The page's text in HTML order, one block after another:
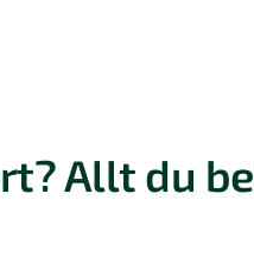
Allt du